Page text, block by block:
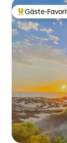
Beliebter
Gäste-